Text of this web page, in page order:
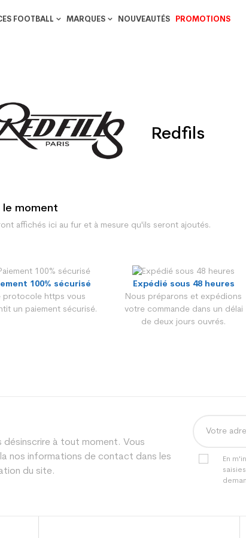
FOOTBALL MARQUES NOUVEAUTÉS PROMOTIONS
Redfils
le moment
affichés ici au fur et à mesure qu'ils seront ajoutés.
100% sécurisé
protocole https vous
un paiement sécurisé.
Expédié sous 48 heures
Nous préparons et expédions
votre commande dans un délai
de deux jours ouvrés.
désinscrire à tout moment. Vous
nos informations de contact dans les
du site.
En